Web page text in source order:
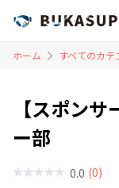
ホーム すべてのカテ
【スポン
ー部
0.0 (0)